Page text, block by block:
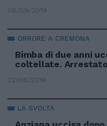
08/09/2019
ORRORE A CREMONA
Bimba di due anni
coltellate.
22/06/2019
LA SVOLTA